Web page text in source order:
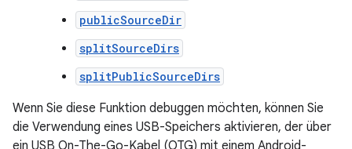
publicSourceDir
splitSourceDirs
splitPublicSourceDirs
Wenn Sie diese Funktion debuggen möchten, können Sie
die Verwendung eines USB-Speichers aktivieren, der über
ein USB On-The-Go-Kabel (OTG) mit einem Android-